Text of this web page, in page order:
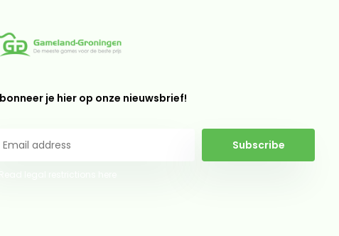
je hier op onze nieuwsbrief!
Subscribe